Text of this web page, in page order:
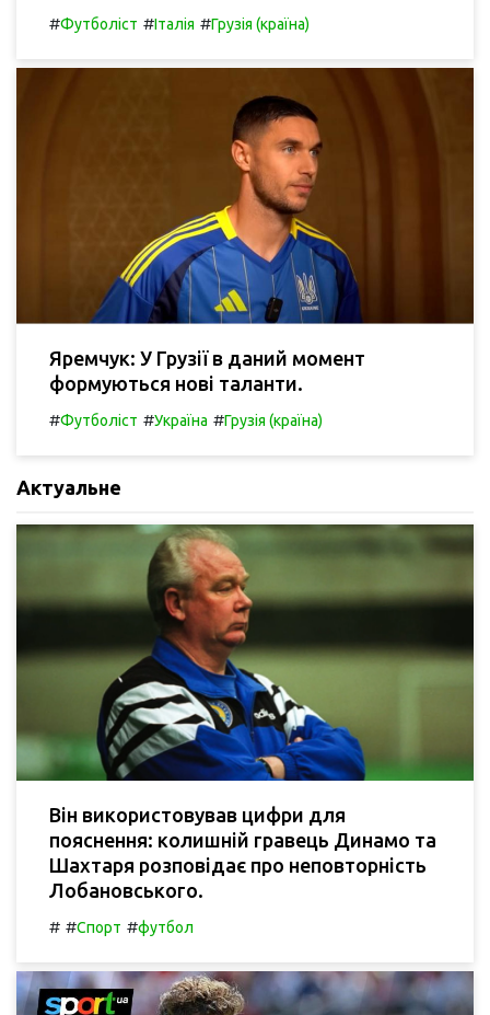
#Футболіст #Італія #Грузія (країна)
Яремчук: У Грузії в даний момент
формуються нові таланти.
#Футболіст #Україна #Грузія (країна)
Актуальне
Він використовував цифри для
пояснення: колишній гравець Динамо та
Шахтаря розповідає про неповторність
Лобановського.
# #Спорт #футбол